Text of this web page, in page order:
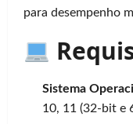
para desempenho
Sistema
10, 11 (32-bit e